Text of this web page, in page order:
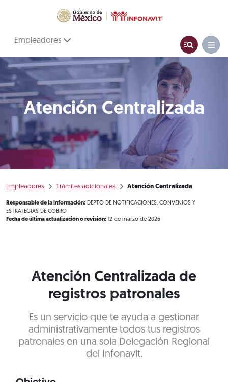
Empleadores
Atención Centralizada
Empleadores Trámites adicionales Atención Centralizada
Responsable de la información: DEPTO DE NOTIFICACIONES, CONVENIOS Y
ESTRATEGIAS DE COBRO
Fecha de última actualización o revisión: 12 de marzo de 2026
Atención Centralizada de
registros patronales
Es un servicio que te ayuda a gestionar
administrativamente todos tus registros
patronales en una sola Delegación Regional
del Infonavit.